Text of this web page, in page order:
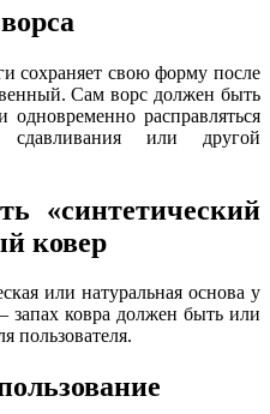
сохраняет свою форму после
Сам ворс должен быть
расправляться
сдавливания или другой
«синтетический
ковер
или натуральная основа у
запах ковра должен быть или
пользователя.